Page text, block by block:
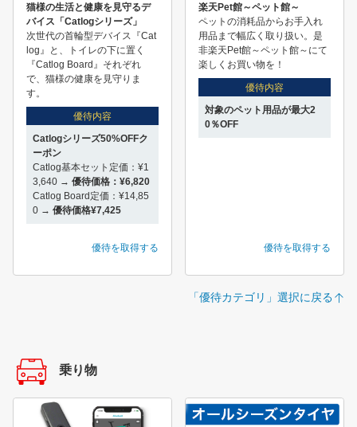
猫様の生活と健康を見守るデ
バイス「Catlogシリーズ」
次世代の首輪型デバイス『Cat
log』と、トイレの下に置く
『Catlog Board』それぞれ
で、猫様の健康を見守りま
す。
優待内容
Catlogシリーズ50%OFFク
ーポン
Catlog基本セット定価：¥1
3,640 → 優待価格：¥6,820
Catlog Board定価：¥14,85
0 → 優待価格¥7,425
優待を取得する
楽天Pet館～ペット館～
ペットの消耗品からお手入れ
用品まで幅広く取り扱い。是
非楽天Pet館～ペット館～にて
楽しくお買い物を！
優待内容
対象のペット用品が最大2
0％OFF
優待を取得する
「優待カテゴリ」選択に戻る
乗り物